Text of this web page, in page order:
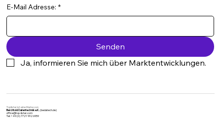
E-Mail Adresse: *
Senden
Ja, informieren Sie mich über Marktentwicklungen.
Toplister ist eine Marke von
Berchtold Datentechnik e.K. (bedatech.de)
office@top-lister.com
Tel: +49 (0) 7721 992 6959